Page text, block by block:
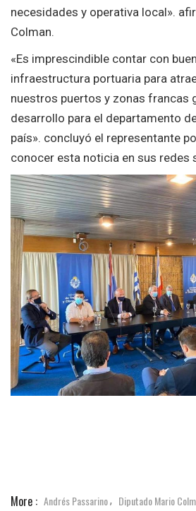
necesidades y operativa local».
Colman.
«Es imprescindible contar con
infraestructura portuaria para
nuestros puertos y zonas francas
desarrollo para el departamento
país». concluyó el representante
conocer esta noticia en sus redes
More : Andrés Passarino, Diputado Mario